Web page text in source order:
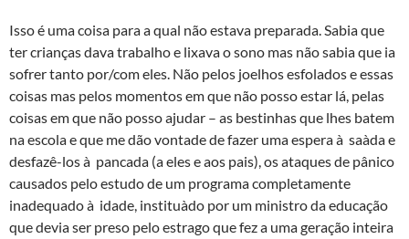
Isso é uma coisa para a qual não estava preparada. Sabia que
ter crianças dava trabalho e lixava o sono mas não sabia que ia
sofrer tanto por/com eles. Não pelos joelhos esfolados e essas
coisas mas pelos momentos em que não posso estar lá, pelas
coisas em que não posso ajudar – as bestinhas que lhes batem
na escola e que me dão vontade de fazer uma espera à saà­da e
desfazê-los à pancada (a eles e aos pais), os ataques de pânico
causados pelo estudo de um programa completamente
inadequado à idade, instituà­do por um ministro da educação
que devia ser preso pelo estrago que fez a uma geração inteira